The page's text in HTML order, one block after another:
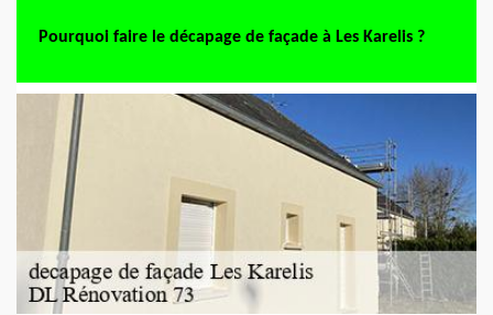
Pourquoi faire le décapage de façade à Les Karelis ?